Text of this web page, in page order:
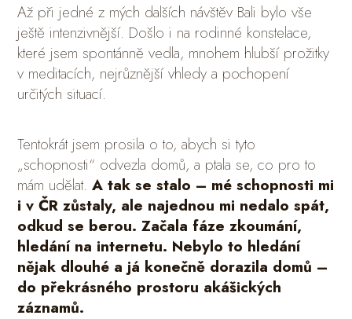
Až při jedné z mých dalších návštěv Bali bylo vše
ještě intenzivnější. Došlo i na rodinné konstelace,
které jsem spontánně vedla, mnohem hlubší prožitky
v meditacích, nejrůznější vhledy a pochopení
určitých situací.
Tentokrát jsem prosila o to, abych si tyto
„schopnosti“ odvezla domů, a ptala se, co pro to
mám udělat.A tak se stalo – mé schopnosti mi
i v ČR zůstaly, ale najednou mi nedalo spát,
odkud se berou. Začala fáze zkoumání,
hledání na internetu. Nebylo to hledání
nějak dlouhé a já konečně dorazila domů –
do překrásného prostoru akášických
záznamů.